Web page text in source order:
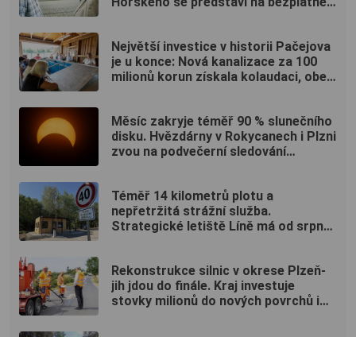
Největší investice v historii Pačejova
je u konce: Nová kanalizace za 100
milionů korun získala kolaudaci, obec
Měsíc zakryje téměř 90 % slunečního
disku. Hvězdárny v Rokycanech i Plzni
zvou na podvečerní sledování
Téměř 14 kilometrů plotu a
nepřetržitá strážní služba.
Strategické letiště Líně má od srpna
Rekonstrukce silnic v okrese Plzeň-
jih jdou do finále. Kraj investuje
stovky milionů do nových povrchů i